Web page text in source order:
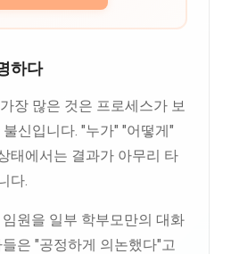
하다
장 많은 것은 프로세스가 보
신입니다. "누가" "어떻게"
태에서는 결과가 아무리 타
다.
원을 일부 학부모만의 대화
은 "공정하게 의논했다"고